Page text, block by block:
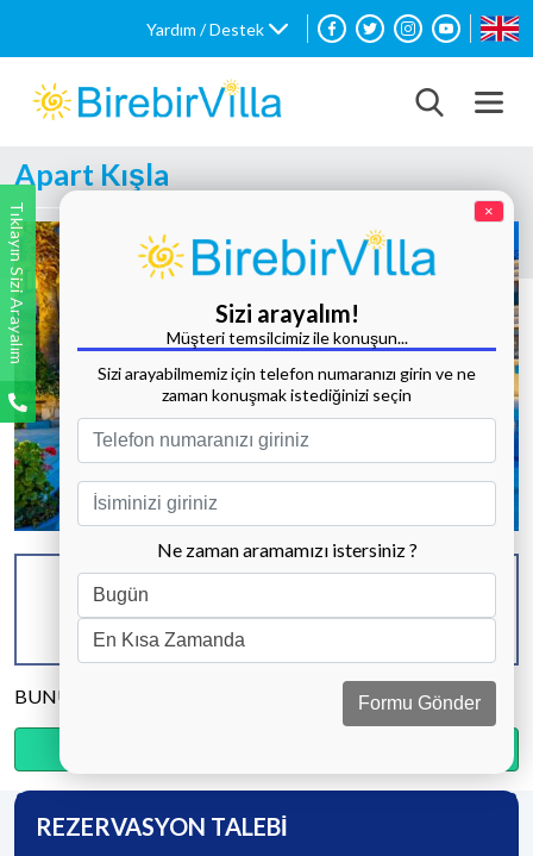
Yardım / Destek
Apart Kışla
Tüm Fotoğrafları Göster
KAPASİTE
4 KİŞİ
BANYO & WC
1 ADET
YATAK ODASI
BUNU PAYLAŞ
REZERVASYON TALEBİ
Tıklayın Sizi Arayalım ×
Sizi arayalım!
Müşteri temsilcimiz ile konuşun...
Sizi arayabilmemiz için telefon numaranızı girin ve ne
zaman konuşmak istediğinizi seçin
Ne zaman aramamızı istersiniz ?
Formu Gönder